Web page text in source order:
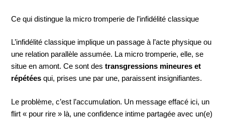
Ce qui distingue la micro tromperie de l’infidélité classique
L’infidélité classique implique un passage à l’acte physique ou
une relation parallèle assumée. La micro tromperie, elle, se
situe en amont. Ce sont destransgressions mineures et
répétées qui, prises une par une, paraissent insignifiantes.
Le problème, c’est l’accumulation. Un message effacé ici, un
flirt « pour rire » là, une confidence intime partagée avec un(e)